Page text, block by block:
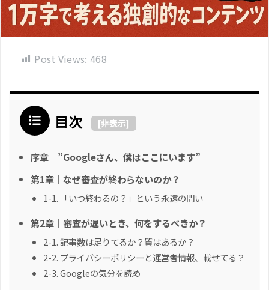
Post Views: 468
目次 [非表示]
序章｜”Googleさん、僕はここにいます”
第1章｜なぜ審査が終わらないのか？
1-1. 「いつ終わるの？」という永遠の問い
第2章｜審査が遅いとき、何をするべきか？
2-1. 記事数は足りてるか？質はあるか？
2-2. プライバシーポリシーと運営者情報、載せてる？
2-3. Googleの気分を読め